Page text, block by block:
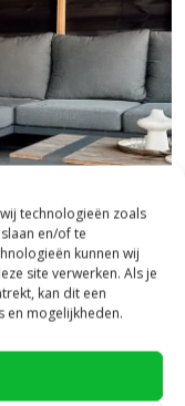
technologieën zoals
en/of te
kunnen wij
site verwerken. Als je
kan dit een
en mogelijkheden.
centre,